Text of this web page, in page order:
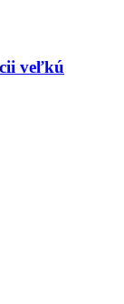
veľkú